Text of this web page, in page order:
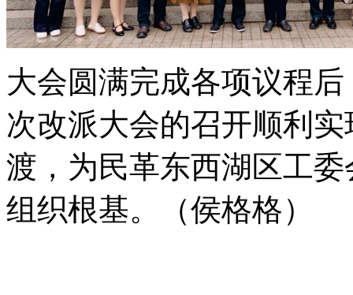
大会圆满完成各项议程
次改派大会的召开顺利
渡，为民革东西湖区工
组织根基。（侯格格）